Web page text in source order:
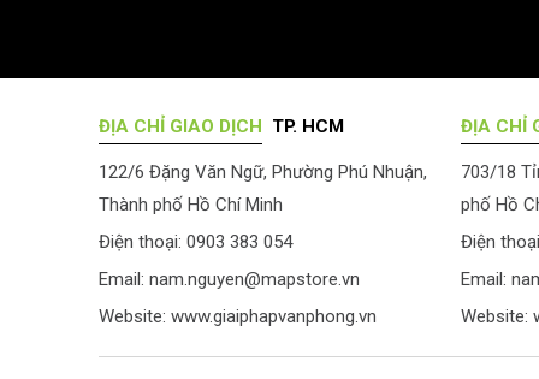
ĐỊA CHỈ GIAO DỊCH TP. HCM
122/6 Đặng Văn Ngữ, Phường Phú Nhuận,
Thành phố Hồ Chí Minh
Điện thoại: 0903 383 054
Email: nam.nguyen@mapstore.vn
Website: www.giaiphapvanphong.vn
ĐỊA CHỈ
703/18
phố Hồ
Điện
Email:
Website: